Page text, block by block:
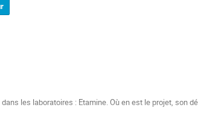
les laboratoires : Etamine. Où en est le projet, son